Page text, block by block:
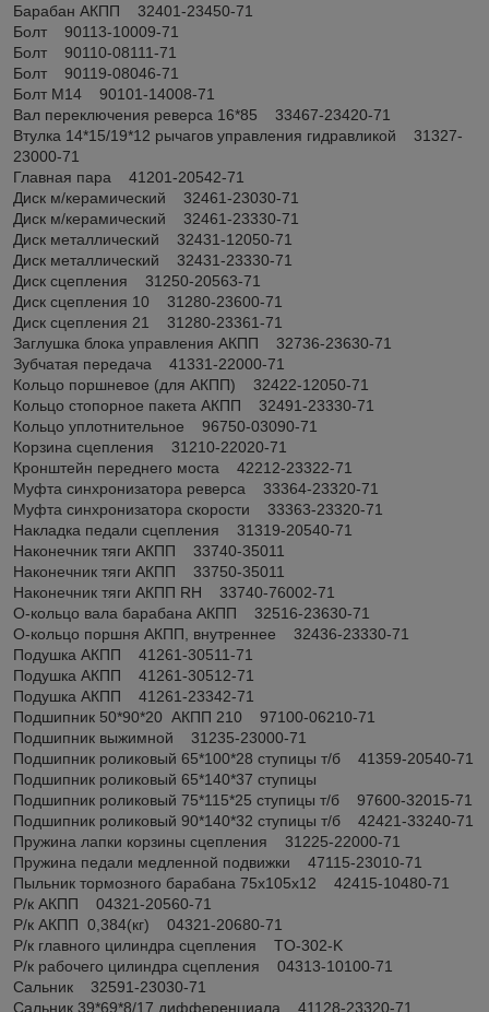
Барабан АКПП 32401-23450-71
Болт 90113-10009-71
Болт 90110-08111-71
Болт 90119-08046-71
Болт М14 90101-14008-71
Вал переключения реверса 16*85 33467-23420-71
Втулка 14*15/19*12 рычагов управления гидравликой 31327-
23000-71
Главная пара 41201-20542-71
Диск м/керамический 32461-23030-71
Диск м/керамический 32461-23330-71
Диск металлический 32431-12050-71
Диск металлический 32431-23330-71
Диск сцепления 31250-20563-71
Диск сцепления 10 31280-23600-71
Диск сцепления 21 31280-23361-71
Заглушка блока управления АКПП 32736-23630-71
Зубчатая передача 41331-22000-71
Кольцо поршневое (для АКПП) 32422-12050-71
Кольцо стопорное пакета АКПП 32491-23330-71
Кольцо уплотнительное 96750-03090-71
Корзина сцепления 31210-22020-71
Кронштейн переднего моста 42212-23322-71
Муфта синхронизатора реверса 33364-23320-71
Муфта синхронизатора скорости 33363-23320-71
Накладка педали сцепления 31319-20540-71
Наконечник тяги АКПП 33740-35011
Наконечник тяги АКПП 33750-35011
Наконечник тяги АКПП RH 33740-76002-71
О-кольцо вала барабана АКПП 32516-23630-71
О-кольцо поршня АКПП, внутреннее 32436-23330-71
Подушка АКПП 41261-30511-71
Подушка АКПП 41261-30512-71
Подушка АКПП 41261-23342-71
Подшипник 50*90*20 АКПП 210 97100-06210-71
Подшипник выжимной 31235-23000-71
Подшипник роликовый 65*100*28 ступицы т/б 41359-20540-71
Подшипник роликовый 65*140*37 ступицы
Подшипник роликовый 75*115*25 ступицы т/б 97600-32015-71
Подшипник роликовый 90*140*32 ступицы т/б 42421-33240-71
Пружина лапки корзины сцепления 31225-22000-71
Пружина педали медленной подвижки 47115-23010-71
Пыльник тормозного барабана 75х105х12 42415-10480-71
Р/к АКПП 04321-20560-71
Р/к АКПП 0,384(кг) 04321-20680-71
Р/к главного цилиндра сцепления TO-302-K
Р/к рабочего цилиндра сцепления 04313-10100-71
Сальник 32591-23030-71
Сальник 39*69*8/17 дифференциала 41128-23320-71